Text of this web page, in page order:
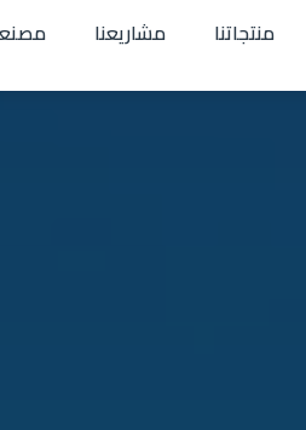
منتجاتنا مشاريعنا